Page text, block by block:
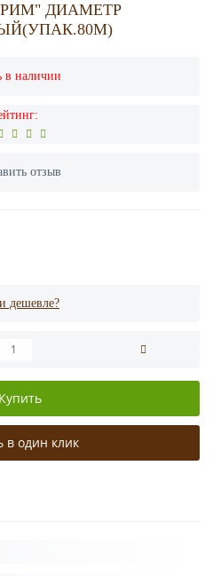
ДИАМЕТР
в наличии
отзыв
дешевле?
Купить
в один клик